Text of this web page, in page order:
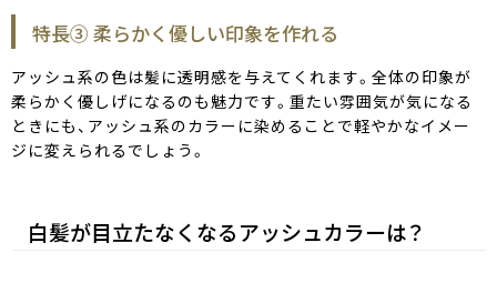
特長③ 柔らかく優しい印象を作れる
アッシュ系の色は髪に透明感を与えてくれます。全体の印象が
柔らかく優しげになるのも魅力です。重たい雰囲気が気になる
ときにも、アッシュ系のカラーに染めることで軽やかなイメー
ジに変えられるでしょう。
白髪が目立たなくなるアッシュカラーは？